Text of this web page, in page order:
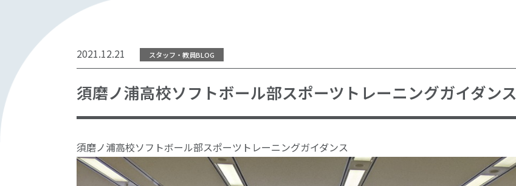
2021.12.21 スタッフ・教員BLOG
須磨ノ浦高校ソフトボール部スポーツトレーニングガイダンス
須磨ノ浦高校ソフトボール部スポーツトレーニングガイダンス